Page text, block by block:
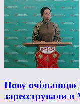
Нову очільницю
зареєстрували в